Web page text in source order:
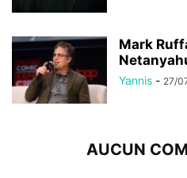
Mark
Yannis - 27/
AUCUN